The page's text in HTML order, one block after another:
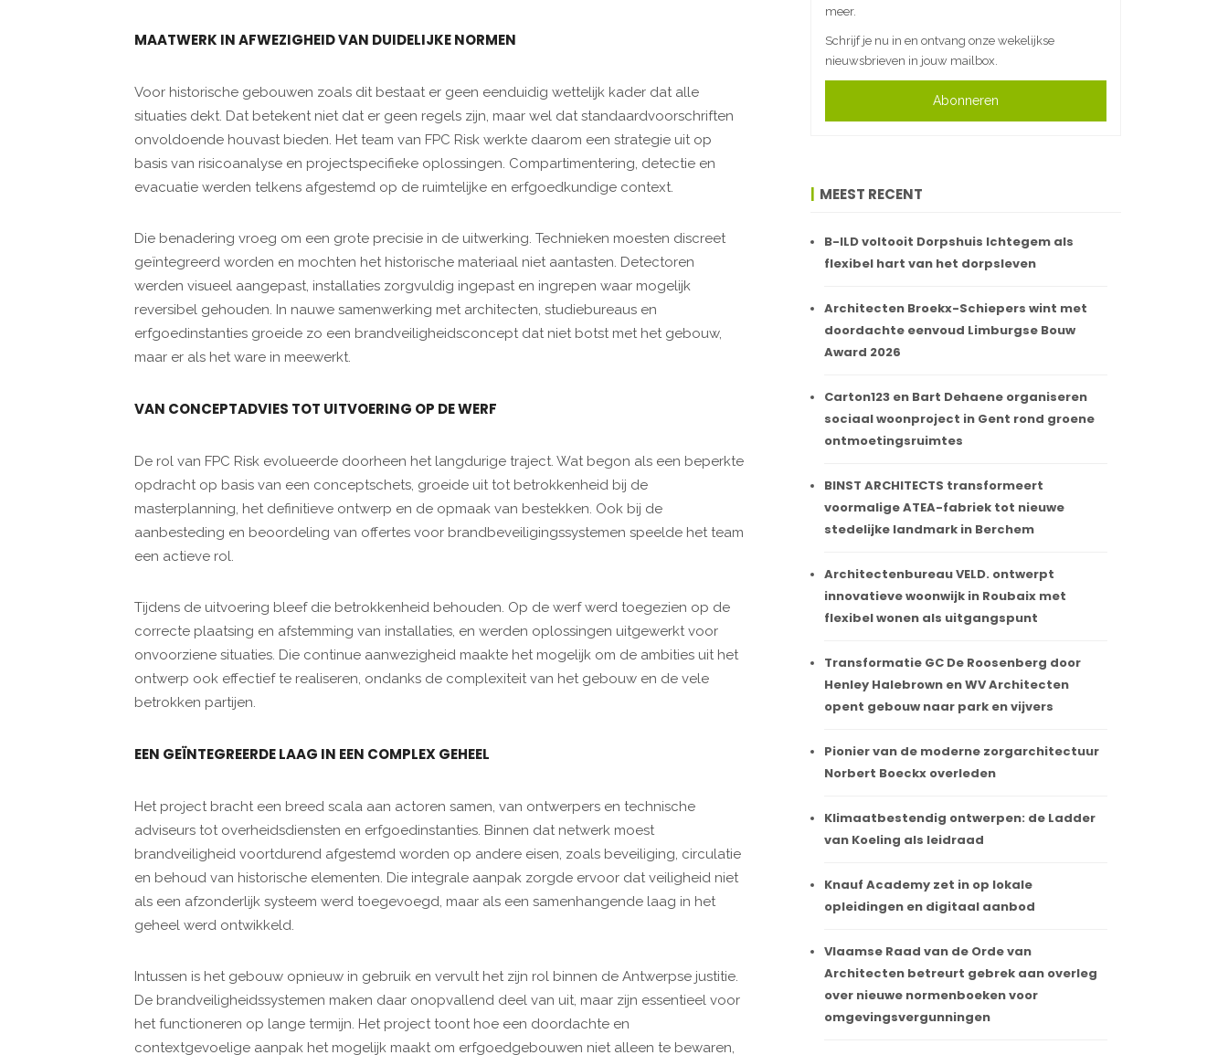
MAATWERK IN AFWEZIGHEID VAN DUIDELIJKE NORMEN
Voor historische gebouwen zoals dit bestaat er geen eenduidig wettelijk kader dat alle
situaties dekt. Dat betekent niet dat er geen regels zijn, maar wel dat standaardvoorschriften
onvoldoende houvast bieden. Het team van FPC Risk werkte daarom een strategie uit op
basis van risicoanalyse en projectspecifieke oplossingen. Compartimentering, detectie en
evacuatie werden telkens afgestemd op de ruimtelijke en erfgoedkundige context.
Die benadering vroeg om een grote precisie in de uitwerking. Technieken moesten discreet
geïntegreerd worden en mochten het historische materiaal niet aantasten. Detectoren
werden visueel aangepast, installaties zorgvuldig ingepast en ingrepen waar mogelijk
reversibel gehouden. In nauwe samenwerking met architecten, studiebureaus en
erfgoedinstanties groeide zo een brandveiligheidsconcept dat niet botst met het gebouw,
maar er als het ware in meewerkt.
VAN CONCEPTADVIES TOT UITVOERING OP DE WERF
De rol van FPC Risk evolueerde doorheen het langdurige traject. Wat begon als een beperkte
opdracht op basis van een conceptschets, groeide uit tot betrokkenheid bij de
masterplanning, het definitieve ontwerp en de opmaak van bestekken. Ook bij de
aanbesteding en beoordeling van offertes voor brandbeveiligingssystemen speelde het team
een actieve rol.
Tijdens de uitvoering bleef die betrokkenheid behouden. Op de werf werd toegezien op de
correcte plaatsing en afstemming van installaties, en werden oplossingen uitgewerkt voor
onvoorziene situaties. Die continue aanwezigheid maakte het mogelijk om de ambities uit het
ontwerp ook effectief te realiseren, ondanks de complexiteit van het gebouw en de vele
betrokken partijen.
EEN GEÏNTEGREERDE LAAG IN EEN COMPLEX GEHEEL
Het project bracht een breed scala aan actoren samen, van ontwerpers en technische
adviseurs tot overheidsdiensten en erfgoedinstanties. Binnen dat netwerk moest
brandveiligheid voortdurend afgestemd worden op andere eisen, zoals beveiliging, circulatie
en behoud van historische elementen. Die integrale aanpak zorgde ervoor dat veiligheid niet
als een afzonderlijk systeem werd toegevoegd, maar als een samenhangende laag in het
geheel werd ontwikkeld.
Intussen is het gebouw opnieuw in gebruik en vervult het zijn rol binnen de Antwerpse justitie.
De brandveiligheidssystemen maken daar onopvallend deel van uit, maar zijn essentieel voor
het functioneren op lange termijn. Het project toont hoe een doordachte en
contextgevoelige aanpak het mogelijk maakt om erfgoedgebouwen niet alleen te bewaren,
meer.
Schrijf je nu in en ontvang onze wekelijkse
nieuwsbrieven in jouw mailbox.
Abonneren
MEEST RECENT
B-ILD voltooit Dorpshuis Ichtegem als
flexibel hart van het dorpsleven
Architecten Broekx-Schiepers wint met
doordachte eenvoud Limburgse Bouw
Award 2026
Carton123 en Bart Dehaene organiseren
sociaal woonproject in Gent rond groene
ontmoetingsruimtes
BINST ARCHITECTS transformeert
voormalige ATEA-fabriek tot nieuwe
stedelijke landmark in Berchem
Architectenbureau VELD. ontwerpt
innovatieve woonwijk in Roubaix met
flexibel wonen als uitgangspunt
Transformatie GC De Roosenberg door
Henley Halebrown en WV Architecten
opent gebouw naar park en vijvers
Pionier van de moderne zorgarchitectuur
Norbert Boeckx overleden
Klimaatbestendig ontwerpen: de Ladder
van Koeling als leidraad
Knauf Academy zet in op lokale
opleidingen en digitaal aanbod
Vlaamse Raad van de Orde van
Architecten betreurt gebrek aan overleg
over nieuwe normenboeken voor
omgevingsvergunningen